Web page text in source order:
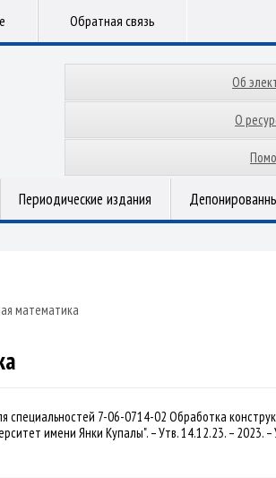
Обратная связь
Об
О
Периодические издания
математика
специальностей 7-06-0714-02 Обработка
имени Янки Купалы". – Утв. 14.12.23. –